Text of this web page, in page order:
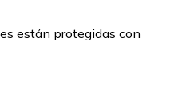
están protegidas con